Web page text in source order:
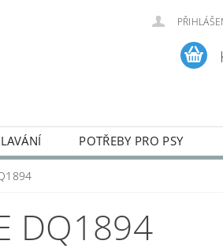
POTŘEBY PRO PSY
A REKLAMACE ZBOŽÍ
DQ1894